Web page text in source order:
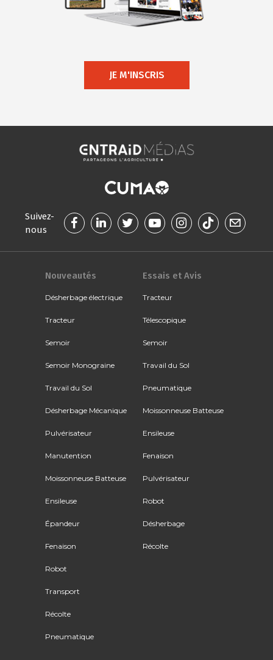
JE M'INSCRIS
Suivez-
nous
Nouveautés
Désherbage électrique
Tracteur
Semoir
Semoir Monograine
Travail du Sol
Désherbage Mécanique
Pulvérisateur
Manutention
Moissonneuse Batteuse
Ensileuse
Épandeur
Fenaison
Robot
Transport
Récolte
Pneumatique
Essais et Avis
Tracteur
Télescopique
Semoir
Travail du Sol
Pneumatique
Moissonneuse Batteuse
Ensileuse
Fenaison
Pulvérisateur
Robot
Désherbage
Récolte